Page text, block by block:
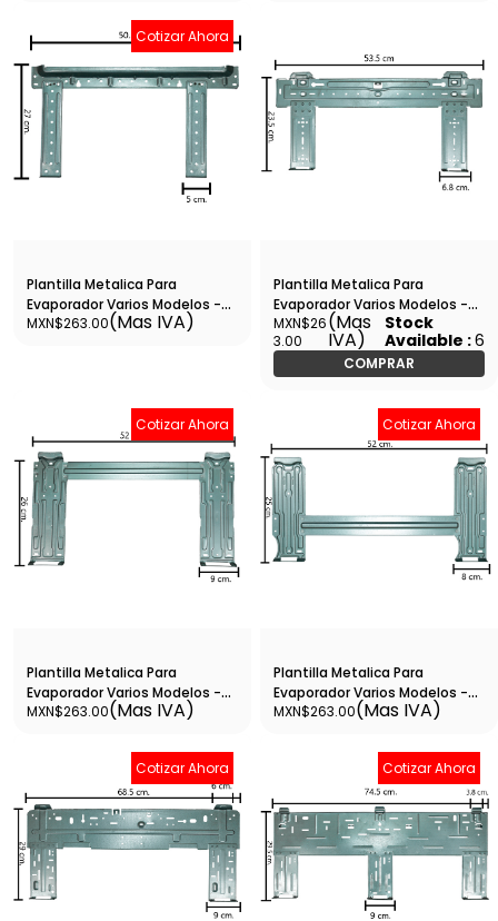
Cotizar Ahora
Plantilla Metalica Para
Evaporador Varios Modelos -
Plant3
MXN$263.00(Mas IVA)
Plantilla Metalica Para
Evaporador Varios Modelos -
Plant4
MXN$26
3.00
(Mas
IVA)
Stock
Available :6
COMPRAR
Cotizar Ahora
Plantilla Metalica Para
Evaporador Varios Modelos -
Plant5
MXN$263.00(Mas IVA)
Cotizar Ahora
Plantilla Metalica Para
Evaporador Varios Modelos -
Plant6
MXN$263.00(Mas IVA)
Cotizar Ahora Cotizar Ahora